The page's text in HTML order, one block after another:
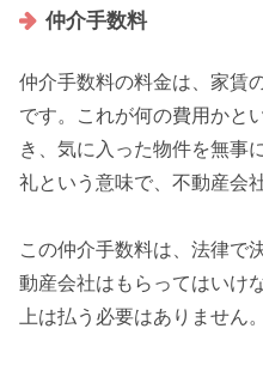
仲介手数料
仲介手数料の料金は、家賃
です。これが何の費用かと
き、気に入った物件を無事
礼という意味で、不動産会
この仲介手数料は、法律で
動産会社はもらってはいけ
上は払う必要はありません。